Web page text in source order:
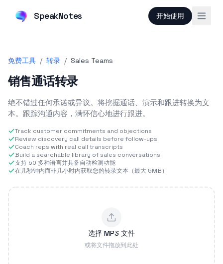
SpeakNotes 开始使用
免费工具 / 转录 / Sales Teams
销售通话转录
绝不错过任何承诺或异议。将挖掘通话、演示和跟进转换为文
本。跟踪沟通内容，满怀信心地进行跟进。
Track customer commitments and objections
Review discovery call details before follow-ups
Coach reps with real call transcripts
Build a searchable library of sales conversations
支持 50 多种语言并具备自动检测功能
在几秒钟内而非几小时内获取您的转录文本（最大 5MB）
选择 MP3 文件
或将文件拖放到此处